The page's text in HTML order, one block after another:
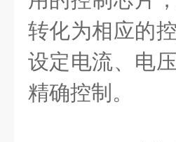
转化为相应的
设定电流、电
精确控制。